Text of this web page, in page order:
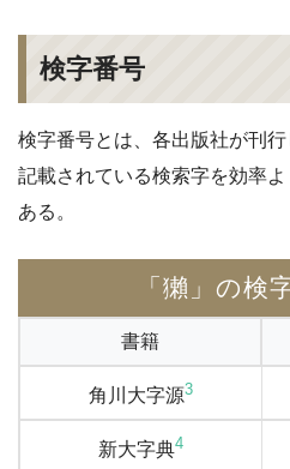
検字番号
検字番号とは、各出版社が刊
記載されている検索字を効率
ある。
「獺」の検
書籍
角川大字源3
新大字典4